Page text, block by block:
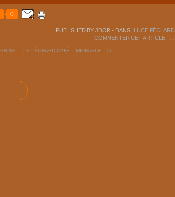
0
PUBLISHED BY JDOR - DANS
LUCE PÉCLARD
COMMENTER CET ARTICLE
LE LÉONARD CAFÉ – MICHAËLE... >>